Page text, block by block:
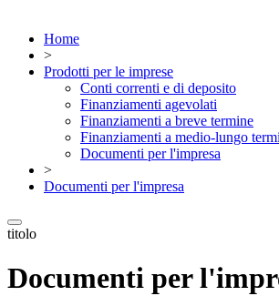
Home
>
Prodotti per le imprese
Conti correnti e di deposito
Finanziamenti agevolati
Finanziamenti a breve termine
Finanziamenti a medio-lungo
Documenti per l'impresa
>
Documenti per l'impresa
titolo
Documenti per